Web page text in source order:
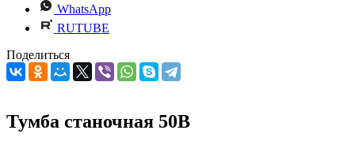
WhatsApp
RUTUBE
Поделиться
Тумба станочная 50B